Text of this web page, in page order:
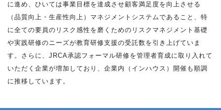
に進め、ひいては事業目標を達成させ顧客満足度を向上させる
（品質向上・生産性向上）マネジメントシステムであること、特
に全ての要員のリスク感性を磨くためのリスクマネジメント基礎
や実践研修のニーズが教育研修支援の受託数を引き上げていま
す。さらに、JRCA承認フォーマル研修を管理者育成に取り入れて
いただく企業が増加しており、企業内（インハウス）開催も順調
に推移しています。